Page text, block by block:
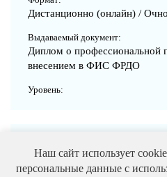
Дистанционно (онлайн) /
Выдаваемый документ:
Диплом о профессиональной
внесением в ФИС ФРДО
Уровень:
Изготовитель
Наш сайт использует
персональные данные с